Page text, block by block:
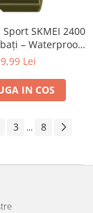
SKMEI 2400
– Waterproof
Alarmă, Verde
Lei
IN COS
3 ... 8